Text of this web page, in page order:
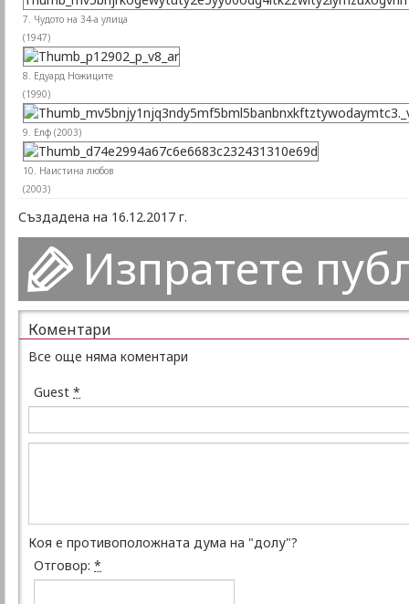
7. Чудото на 34-а улица
(1947)
8. Едуард Ножиците
(1990)
9. Елф (2003)
10. Наистина любов
(2003)
Създадена на 16.12.2017 г.
Изпратете
Коментари
Все още няма коментари
Guest *
Коя е противоположната дума на "долу"?
Отговор: *